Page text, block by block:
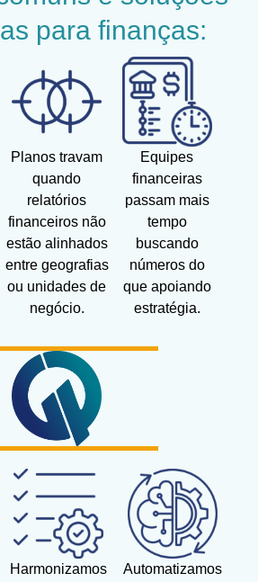
para finanças:
Planos travam
quando
relatórios
financeiros não
estão alinhados
entre geografias
ou unidades de
negócio.
Equipes
financeiras
passam mais
tempo
buscando
números do
que apoiando
estratégia.
Harmonizamos
Automatizamos